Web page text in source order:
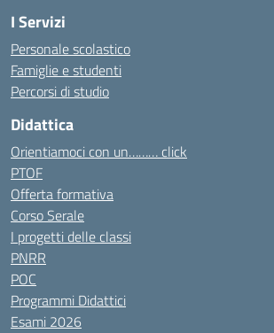
I Servizi
Personale scolastico
Famiglie e studenti
Percorsi di studio
Didattica
Orientiamoci con un……… click
PTOF
Offerta formativa
Corso Serale
I progetti delle classi
PNRR
POC
Programmi Didattici
Esami 2026